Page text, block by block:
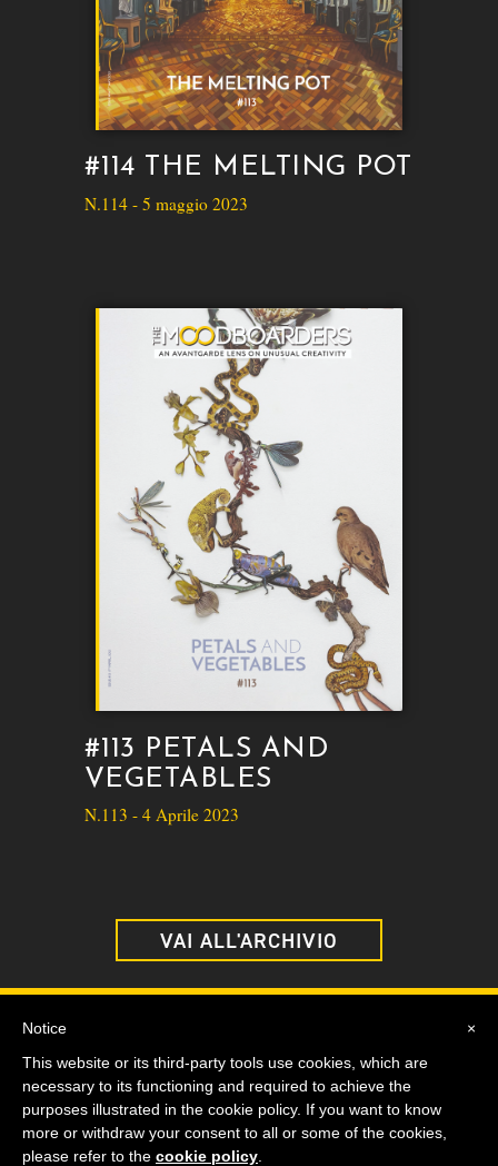
#114 THE MELTING POT
N.114 - 5 maggio 2023
#113 PETALS AND
VEGETABLES
N.113 - 4 Aprile 2023
VAI ALL'ARCHIVIO
© The Moodboarders 2020-Privacy Policy
×
Notice
This website or its third-party tools use cookies, which are
necessary to its functioning and required to achieve the
purposes illustrated in the cookie policy. If you want to know
more or withdraw your consent to all or some of the cookies,
please refer to the cookie policy